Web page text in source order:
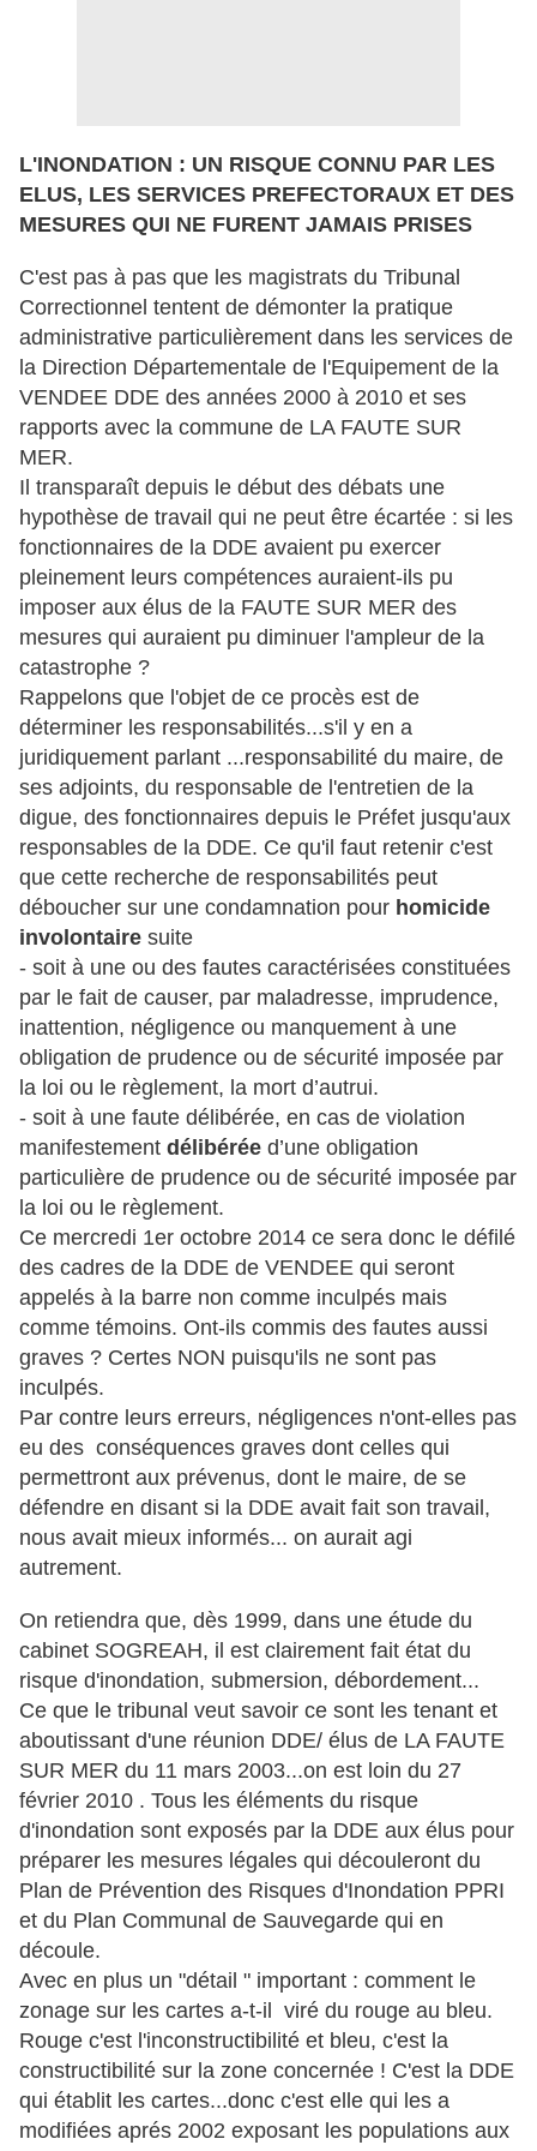
L'INONDATION : UN RISQUE CONNU PAR LES
ELUS, LES SERVICES PREFECTORAUX ET DES
MESURES QUI NE FURENT JAMAIS PRISES
C'est pas à pas que les magistrats du Tribunal
Correctionnel tentent de démonter la pratique
administrative particulièrement dans les services de
la Direction Départementale de l'Equipement de la
VENDEE DDE des années 2000 à 2010 et ses
rapports avec la commune de LA FAUTE SUR
MER.
Il transparaît depuis le début des débats une
hypothèse de travail qui ne peut être écartée : si les
fonctionnaires de la DDE avaient pu exercer
pleinement leurs compétences auraient-ils pu
imposer aux élus de la FAUTE SUR MER des
mesures qui auraient pu diminuer l'ampleur de la
catastrophe ?
Rappelons que l'objet de ce procès est de
déterminer les responsabilités...s'il y en a
juridiquement parlant ...responsabilité du maire, de
ses adjoints, du responsable de l'entretien de la
digue, des fonctionnaires depuis le Préfet jusqu'aux
responsables de la DDE. Ce qu'il faut retenir c'est
que cette recherche de responsabilités peut
déboucher sur une condamnation pour homicide
involontaire suite
- soit à une ou des fautes caractérisées constituées
par le fait de causer, par maladresse, imprudence,
inattention, négligence ou manquement à une
obligation de prudence ou de sécurité imposée par
la loi ou le règlement, la mort d’autrui.
- soit à une faute délibérée, en cas de violation
manifestement délibérée d’une obligation
particulière de prudence ou de sécurité imposée par
la loi ou le règlement.
Ce mercredi 1er octobre 2014 ce sera donc le défilé
des cadres de la DDE de VENDEE qui seront
appelés à la barre non comme inculpés mais
comme témoins. Ont-ils commis des fautes aussi
graves ? Certes NON puisqu'ils ne sont pas
inculpés.
Par contre leurs erreurs, négligences n'ont-elles pas
eu des conséquences graves dont celles qui
permettront aux prévenus, dont le maire, de se
défendre en disant si la DDE avait fait son travail,
nous avait mieux informés... on aurait agi
autrement.
On retiendra que, dès 1999, dans une étude du
cabinet SOGREAH, il est clairement fait état du
risque d'inondation, submersion, débordement...
Ce que le tribunal veut savoir ce sont les tenant et
aboutissant d'une réunion DDE/ élus de LA FAUTE
SUR MER du 11 mars 2003...on est loin du 27
février 2010 . Tous les éléments du risque
d'inondation sont exposés par la DDE aux élus pour
préparer les mesures légales qui découleront du
Plan de Prévention des Risques d'Inondation PPRI
et du Plan Communal de Sauvegarde qui en
découle.
Avec en plus un "détail " important : comment le
zonage sur les cartes a-t-il viré du rouge au bleu.
Rouge c'est l'inconstructibilité et bleu, c'est la
constructibilité sur la zone concernée ! C'est la DDE
qui établit les cartes...donc c'est elle qui les a
modifiées aprés 2002 exposant les populations aux